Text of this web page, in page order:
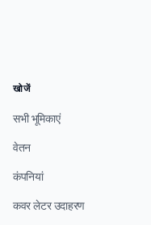
खोजें
सभी भूमिकाएं
वेतन
कंपनियां
कवर लेटर उदाहरण